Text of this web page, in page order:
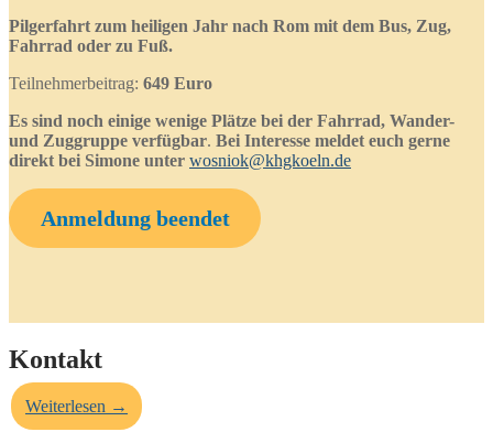
Pilgerfahrt zum heiligen Jahr nach Rom mit dem Bus, Zug,
Fahrrad oder zu Fuß.
Teilnehmerbeitrag: 649 Euro
Es sind noch einige wenige Plätze bei der Fahrrad, Wander-
und Zuggruppe verfügbar. Bei Interesse meldet euch gerne
direkt bei Simone unter wosniok@khgkoeln.de
Anmeldung beendet
Kontakt
Weiterlesen →